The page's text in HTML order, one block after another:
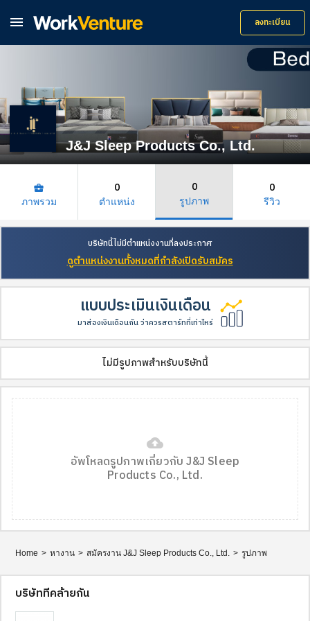
 ลงทะเบียน
J&J Sleep Products Co., Ltd.
business_center
ภาพรวม
0
ตำแหน่ง
0
รูปภาพ
0
รีวิว
บริษัทนี้ไม่มีตำแหน่งงานที่ลงประกาศ
ดูตำแหน่งงานทั้งหมดที่กำลังเปิดรับสมัคร
แบบประเมินเงินเดือน
มาส่องเงินเดือนกัน ว่าควรสตาร์ทที่เท่าไหร่
ไม่มีรูปภาพสำหรับบริษัทนี้
cloud_upload
อัพโหลดรูปภาพเกี่ยวกับ J&J Sleep
Products Co., Ltd.
Home > หางาน > สมัครงาน J&J Sleep Products Co., Ltd. > รูปภาพ
บริษัทที่คล้ายกัน